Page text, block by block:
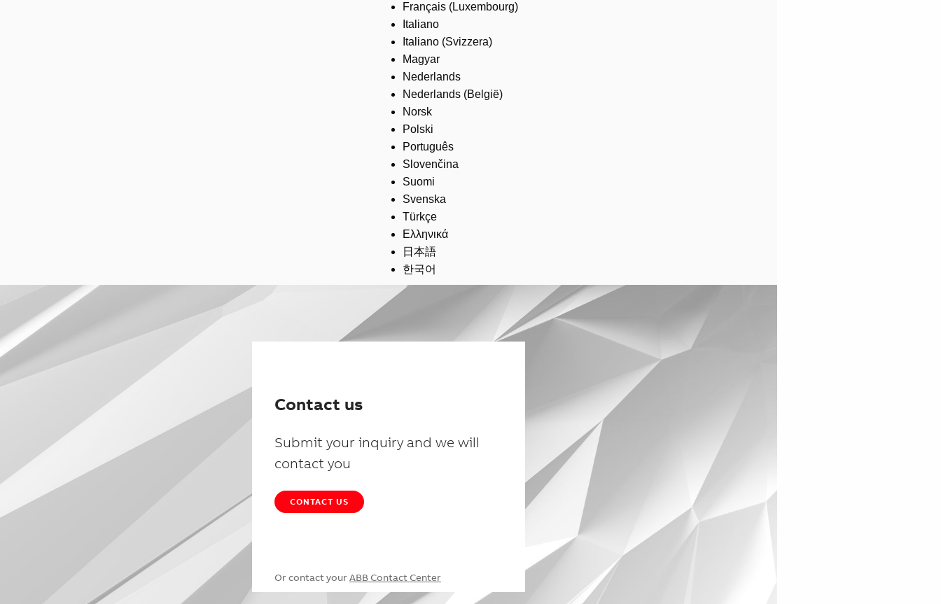
Français (Luxembourg)
Italiano
Italiano (Svizzera)
Magyar
Nederlands
Nederlands (België)
Norsk
Polski
Português
Slovenčina
Suomi
Svenska
Türkçe
Ελληνικά
日本語
한국어
Contact us
Submit your inquiry and we will
contact you
CONTACT US
Or contact your ABB Contact Center